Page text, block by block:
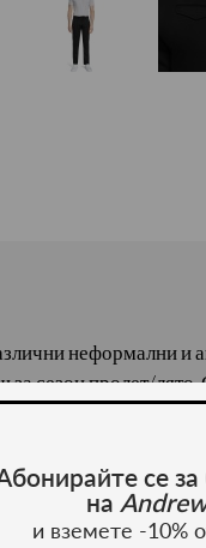
неформални и
сезон пролет/лято.
се
на
и вземете -10%